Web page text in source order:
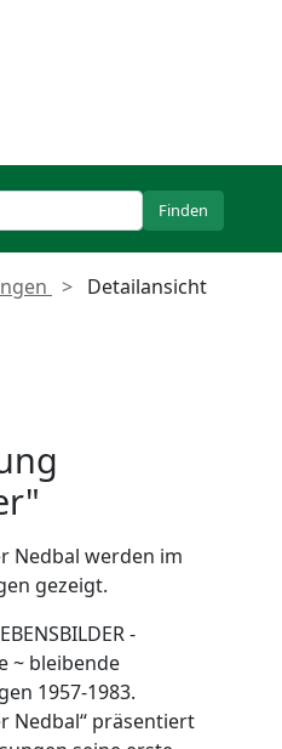
Detailansicht
Nedbal werden im
gezeigt.
-
~ bleibende
1957-1983.
Nedbal“ präsentiert